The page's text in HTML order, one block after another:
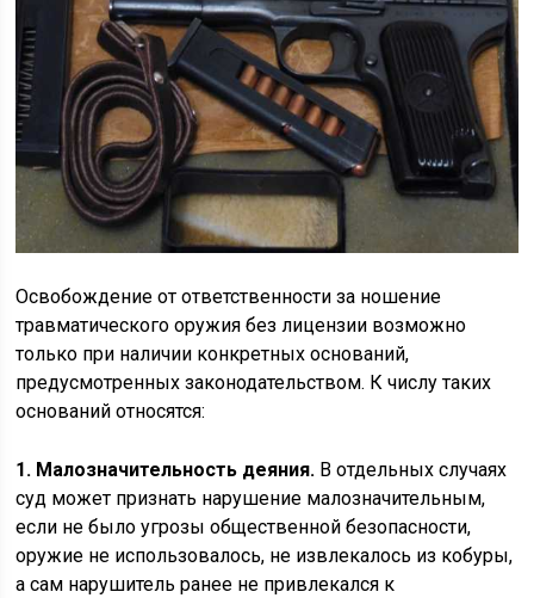
Освобождение от ответственности за ношение
травматического оружия без лицензии возможно
только при наличии конкретных оснований,
предусмотренных законодательством. К числу таких
оснований относятся:
1. Малозначительность деяния. В отдельных случаях
суд может признать нарушение малозначительным,
если не было угрозы общественной безопасности,
оружие не использовалось, не извлекалось из кобуры,
а сам нарушитель ранее не привлекался к